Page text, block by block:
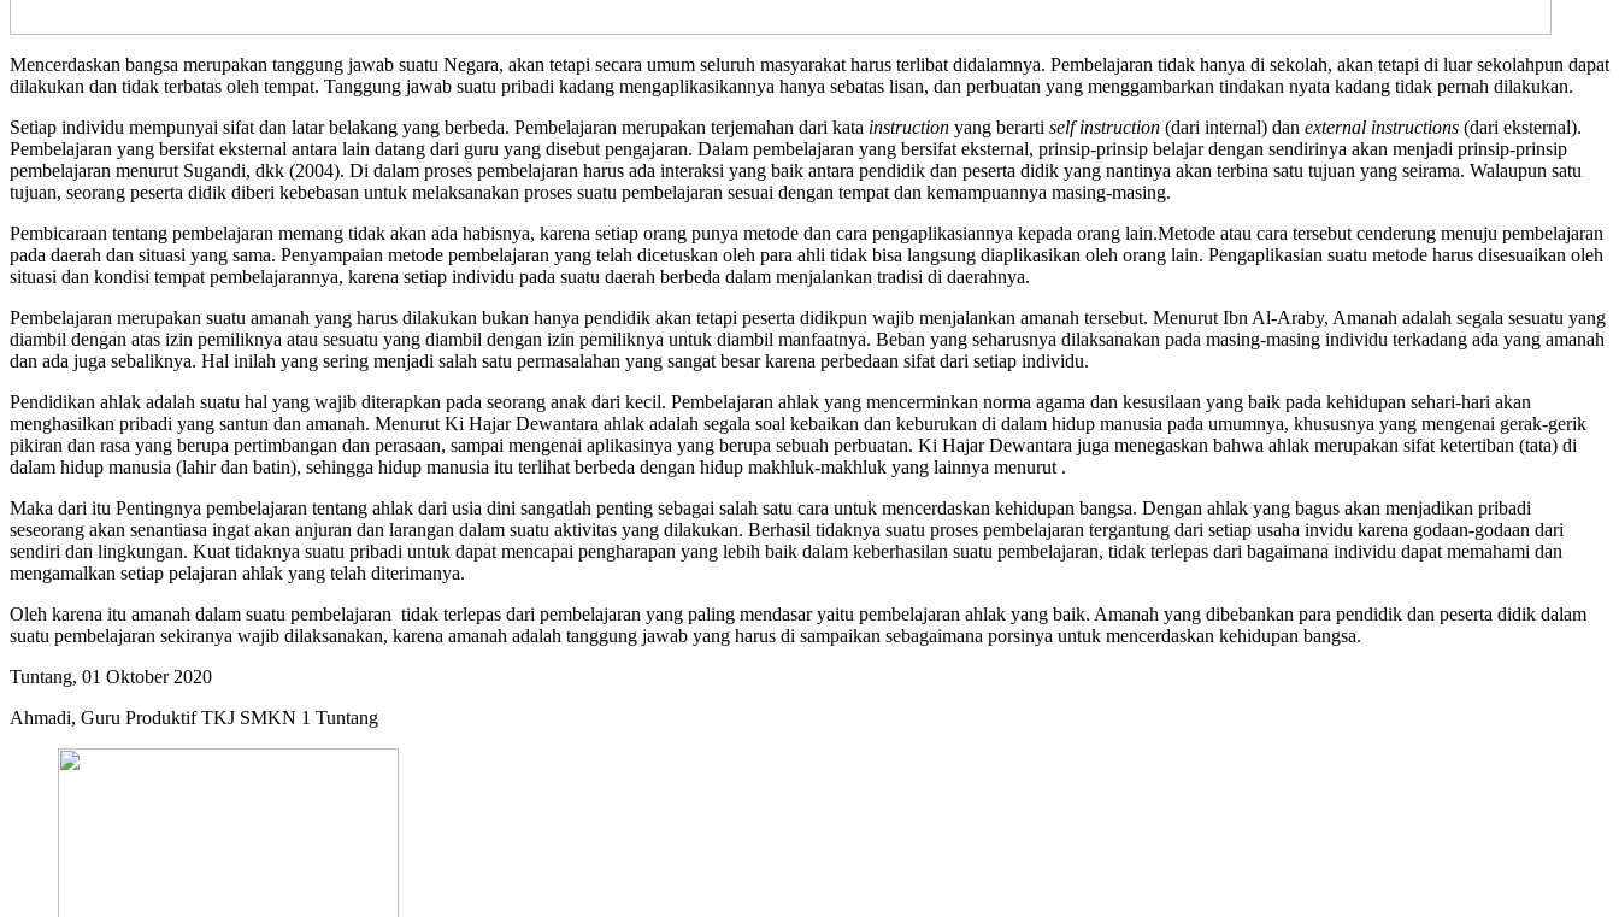
Mencerdaskan bangsa merupakan tanggung jawab suatu Negara, akan tetapi secara umum seluruh masyarakat harus terlibat didalamnya. Pembelajaran tidak hanya di sekolah, akan tetapi di luar sekolahpun dapat
dilakukan dan tidak terbatas oleh tempat. Tanggung jawab suatu pribadi kadang mengaplikasikannya hanya sebatas lisan, dan perbuatan yang menggambarkan tindakan nyata kadang tidak pernah dilakukan.
Setiap individu mempunyai sifat dan latar belakang yang berbeda. Pembelajaran merupakan terjemahan dari kata instruction yang berarti self instruction (dari internal) dan external instructions (dari eksternal).
Pembelajaran yang bersifat eksternal antara lain datang dari guru yang disebut pengajaran. Dalam pembelajaran yang bersifat eksternal, prinsip-prinsip belajar dengan sendirinya akan menjadi prinsip-prinsip
pembelajaran menurut Sugandi, dkk (2004). Di dalam proses pembelajaran harus ada interaksi yang baik antara pendidik dan peserta didik yang nantinya akan terbina satu tujuan yang seirama. Walaupun satu
tujuan, seorang peserta didik diberi kebebasan untuk melaksanakan proses suatu pembelajaran sesuai dengan tempat dan kemampuannya masing-masing.
Pembicaraan tentang pembelajaran memang tidak akan ada habisnya, karena setiap orang punya metode dan cara pengaplikasiannya kepada orang lain.Metode atau cara tersebut cenderung menuju pembelajaran
pada daerah dan situasi yang sama. Penyampaian metode pembelajaran yang telah dicetuskan oleh para ahli tidak bisa langsung diaplikasikan oleh orang lain. Pengaplikasian suatu metode harus disesuaikan oleh
situasi dan kondisi tempat pembelajarannya, karena setiap individu pada suatu daerah berbeda dalam menjalankan tradisi di daerahnya.
Pembelajaran merupakan suatu amanah yang harus dilakukan bukan hanya pendidik akan tetapi peserta didikpun wajib menjalankan amanah tersebut. Menurut Ibn Al-Araby, Amanah adalah segala sesuatu yang
diambil dengan atas izin pemiliknya atau sesuatu yang diambil dengan izin pemiliknya untuk diambil manfaatnya. Beban yang seharusnya dilaksanakan pada masing-masing individu terkadang ada yang amanah
dan ada juga sebaliknya. Hal inilah yang sering menjadi salah satu permasalahan yang sangat besar karena perbedaan sifat dari setiap individu.
Pendidikan ahlak adalah suatu hal yang wajib diterapkan pada seorang anak dari kecil. Pembelajaran ahlak yang mencerminkan norma agama dan kesusilaan yang baik pada kehidupan sehari-hari akan
menghasilkan pribadi yang santun dan amanah. Menurut Ki Hajar Dewantara ahlak adalah segala soal kebaikan dan keburukan di dalam hidup manusia pada umumnya, khususnya yang mengenai gerak-gerik
pikiran dan rasa yang berupa pertimbangan dan perasaan, sampai mengenai aplikasinya yang berupa sebuah perbuatan. Ki Hajar Dewantara juga menegaskan bahwa ahlak merupakan sifat ketertiban (tata) di
dalam hidup manusia (lahir dan batin), sehingga hidup manusia itu terlihat berbeda dengan hidup makhluk-makhluk yang lainnya menurut .
Maka dari itu Pentingnya pembelajaran tentang ahlak dari usia dini sangatlah penting sebagai salah satu cara untuk mencerdaskan kehidupan bangsa. Dengan ahlak yang bagus akan menjadikan pribadi
seseorang akan senantiasa ingat akan anjuran dan larangan dalam suatu aktivitas yang dilakukan. Berhasil tidaknya suatu proses pembelajaran tergantung dari setiap usaha invidu karena godaan-godaan dari
sendiri dan lingkungan. Kuat tidaknya suatu pribadi untuk dapat mencapai pengharapan yang lebih baik dalam keberhasilan suatu pembelajaran, tidak terlepas dari bagaimana individu dapat memahami dan
mengamalkan setiap pelajaran ahlak yang telah diterimanya.
Oleh karena itu amanah dalam suatu pembelajaran tidak terlepas dari pembelajaran yang paling mendasar yaitu pembelajaran ahlak yang baik. Amanah yang dibebankan para pendidik dan peserta didik dalam
suatu pembelajaran sekiranya wajib dilaksanakan, karena amanah adalah tanggung jawab yang harus di sampaikan sebagaimana porsinya untuk mencerdaskan kehidupan bangsa.
Tuntang, 01 Oktober 2020
Ahmadi, Guru Produktif TKJ SMKN 1 Tuntang